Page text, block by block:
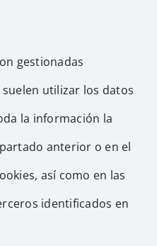
gestionadas
utilizar los datos
la información la
anterior o en el
así como en las
identificados en